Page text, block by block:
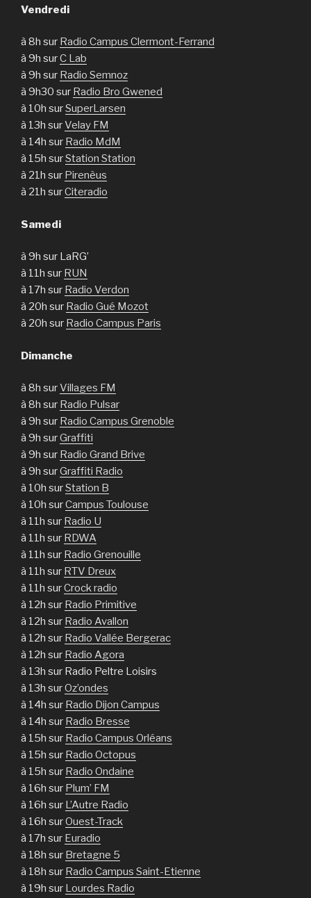
Vendredi
à 8h sur Radio Campus Clermont-Ferrand
à 9h surC Lab
à 9h sur Radio Semnoz
à 9h30 sur Radio Bro Gwened
à 10h surSuperLarsen
à 13h surVelay FM
à 14h sur Radio MdM
à 15h surStation Station
à 21h sur Pirenèus
à 21h surCiteradio
Samedi
à 9h sur LaRG’
à 11h sur RUN
à 17h sur Radio Verdon
à 20h sur Radio Gué Mozot
à 20h sur Radio Campus Paris
Dimanche
à 8h surVillages FM
à 8h sur Radio Pulsar
à 9h sur Radio Campus Grenoble
à 9h surGraffiti
à 9h sur Radio Grand Brive
à 9h surGraffiti Radio
à 10h surStation B
à 10h surCampus Toulouse
à 11h sur Radio U
à 11h sur RDWA
à 11h sur Radio Grenouille
à 11h sur RTV Dreux
à 11h surCrock radio
à 12h sur Radio Primitive
à 12h sur Radio Avallon
à 12h sur Radio Vallée Bergerac
à 12h sur Radio Agora
à 13h sur Radio Peltre Loisirs
à 13h surOz’ondes
à 14h sur Radio Dijon Campus
à 14h sur Radio Bresse
à 15h sur Radio Campus Orléans
à 15h sur Radio Octopus
à 15h sur Radio Ondaine
à 16h sur Plum’ FM
à 16h sur L’Autre Radio
à 16h surOuest-Track
à 17h sur Euradio
à 18h sur Bretagne 5
à 18h sur Radio Campus Saint-Etienne
à 19h sur Lourdes Radio